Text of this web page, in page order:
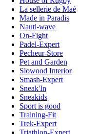
La sellerie de Maé
Made in Paradis
Nauti-wave
On-Fight
Padel-Expert
Pecheur-Store
Pet and Garden
Slowood Interior
Smash-Expert
Sneak'In
Sneakids
Sport is good
Training-Fit
Trek-Expert
Triathlon-Expert